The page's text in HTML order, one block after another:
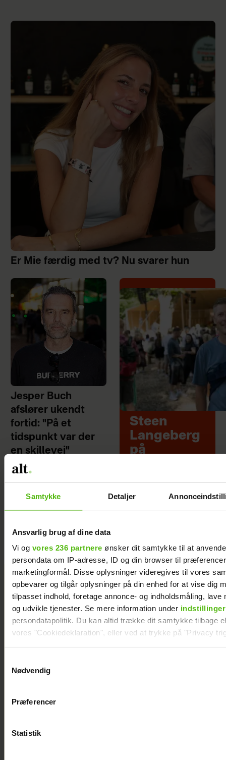
Samtykke Detaljer
Ansvarlig brug af dine data
Vi og vores 236 partnere ønsker dit samtykke til at
persondata om IP-adresse, ID og din browser til
marketingformål. Disse oplysninger videregives til vores
opbevarer og tilgår oplysninger på din enhed for at vise dig
tilpasset indhold, foretage annonce- og indholdsmåling, lave
og udvikle tjenester. Se mere information under indstillinger
persondatapolitik. Du kan altid trække dit samtykke tilbage
vores "Cookiedeklaration", eller ved at trykke på "Privacy
Vi anvender egne cookies og cookies fra tredjeparter til at
generere statistik og huske dine præferencer samt til brug
Nødvendig
Præferencer
Statistik
Er Mie færdig med tv? Nu svarer hun
Jesper Buch
afslører ukendt
fortid: "På et
tidspunkt var der
en skillevej"
Steen
Langeberg
på
første gang